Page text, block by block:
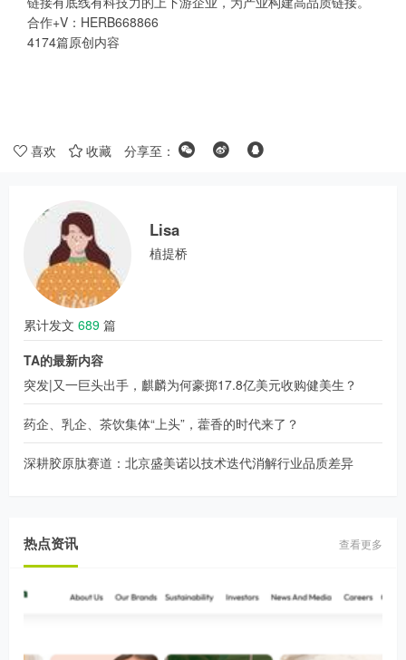
合作+V：HERB668866
4174篇原创内容
喜欢 收藏 分享至：
Lisa
植提桥
累计发文 689 篇
TA的最新内容
突发|又一巨头出手，麒麟为何豪掷17.8亿美元收购健美生？
药企、乳企、茶饮集体“上头”，藿香的时代来了？
深耕胶原肽赛道：北京盛美诺以技术迭代消解行业品质差异
热点资讯 查看更多